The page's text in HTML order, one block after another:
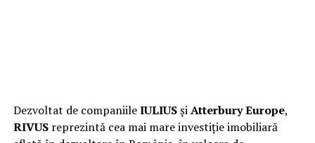
Dezvoltat de companiileIULIUSșiAtterbury Europe,
RIVUSreprezintă cea mai mare investiție imobiliară